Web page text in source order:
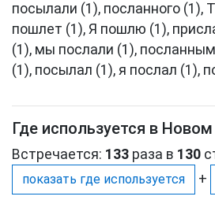
посылали (1), посланного (1),
пошлет (1), Я пошлю (1),
(1), мы послали (1),
(1), посылал (1), я послал (1),
Где используется в
Встречается: 133 раза в 130
показать где используется +